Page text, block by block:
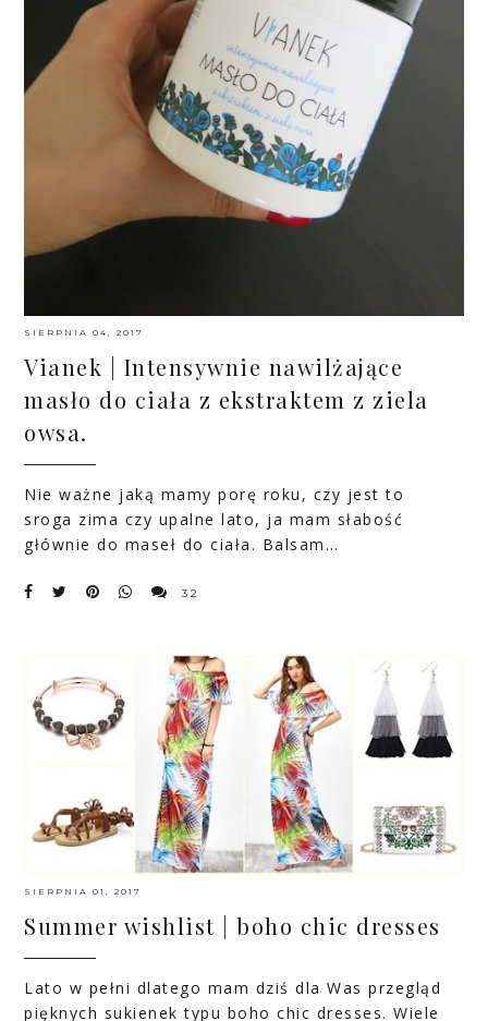
SIERPNIA 04, 2017
Vianek | Intensywnie nawilżające
masło do ciała z ekstraktem z ziela
owsa.
Nie ważne jaką mamy porę roku, czy jest to
sroga zima czy upalne lato, ja mam słabość
głównie do maseł do ciała. Balsam…
32
SIERPNIA 01, 2017
Summer wishlist | boho chic dresses
Lato w pełni dlatego mam dziś dla Was przegląd
pięknych sukienek typu boho chic dresses. Wiele